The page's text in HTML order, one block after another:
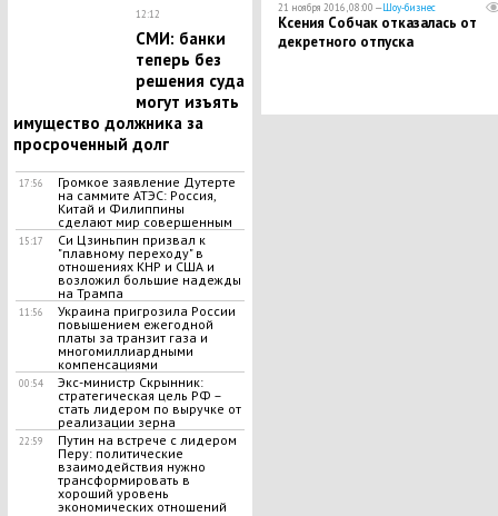
12:12
СМИ: банки
теперь без
решения суда
могут изъять
имущество должника за
просроченный долг
17:56
Громкое заявление Дутерте
на саммите АТЭС: Россия,
Китай и Филиппины
сделают мир совершенным
15:17
Си Цзиньпин призвал к
"плавному переходу" в
отношениях КНР и США и
возложил большие надежды
на Трампа
11:56
Украина пригрозила России
повышением ежегодной
платы за транзит газа и
многомиллиардными
компенсациями
00:54
Экс-министр Скрынник:
стратегическая цель РФ –
стать лидером по выручке от
реализации зерна
22:59
Путин на встрече с лидером
Перу: политические
взаимодействия нужно
трансформировать в
хороший уровень
экономических отношений
21 ноября 2016, 08:00 —Шоу-бизнес
Ксения Собчак отказалась от
декретного отпуска